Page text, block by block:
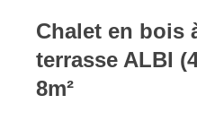
Chalet en bois
terrasse ALBI
8m²